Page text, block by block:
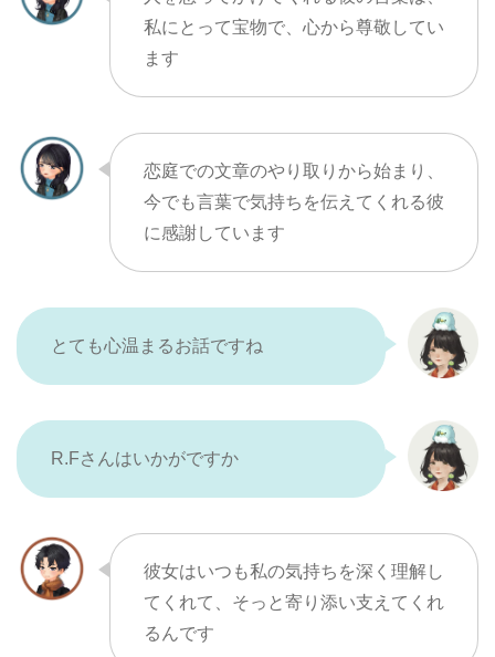
私にとって宝物で、心から尊敬してい
ます
恋庭での文章のやり取りから始まり、
今でも言葉で気持ちを伝えてくれる彼
に感謝しています
とても心温まるお話ですね
R.Fさんはいかがですか
彼女はいつも私の気持ちを深く理解し
てくれて、そっと寄り添い支えてくれ
るんです